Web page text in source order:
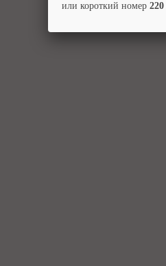
или короткий номер 220